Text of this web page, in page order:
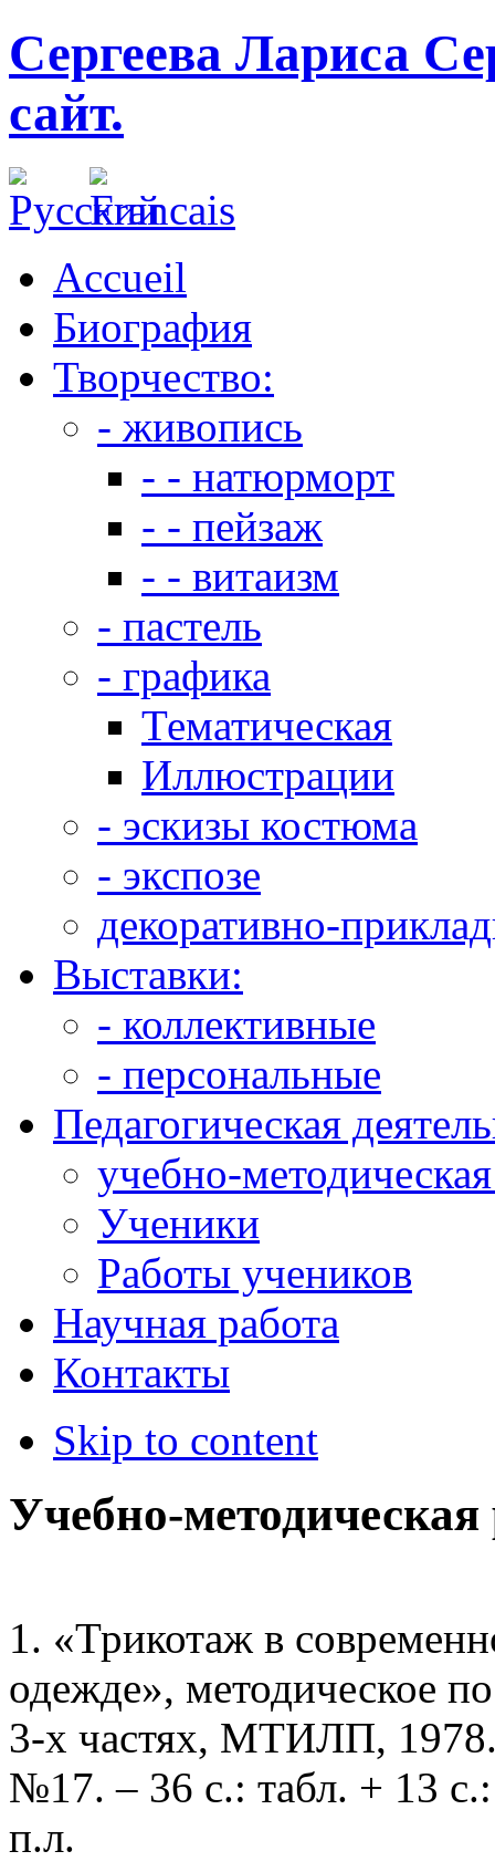
Сергеева Лариса
сайт.
Accueil
Биография
Творчество:
- живопись
- - натюрморт
- - пейзаж
- - витаизм
- пастель
- графика
Тематическая
Иллюстрации
- эскизы костюма
- экспозе
декоративно-
Выставки:
- коллективные
- персональные
Педагогическая
учебно-
Ученики
Работы учеников
Научная работа
Контакты
Skip to content
Учебно-методическая
1. «Трикотаж в
одежде», методическое
3-х частях, МТИЛП,
№17. ­­­– 36 с.: табл. + 13
п.л.